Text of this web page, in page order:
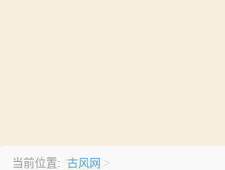
当前位置: 古风网 >